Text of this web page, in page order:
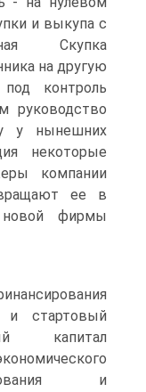
и выкупа с
Скупка
на другую
контроль
руководство
у нынешних
некоторые
компании
ее в
новой фирмы
и стартовый
капитал
и